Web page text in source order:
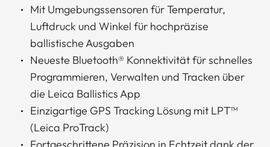
Mit Umgebungssensoren für Temperatur,
Luftdruck und Winkel für hochpräzise
ballistische Ausgaben
Neueste Bluetooth® Konnektivität für schnelles
Programmieren, Verwalten und Tracken über
die Leica Ballistics App
Einzigartige GPS Tracking Lösung mit LPT™
(Leica ProTrack)
Fortgeschrittene Präzision in Echtzeit dank der